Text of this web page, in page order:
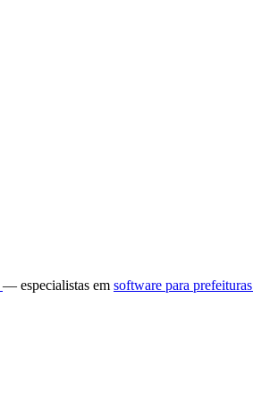
— especialistas em software para prefeituras